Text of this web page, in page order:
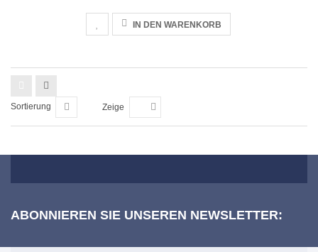
IN DEN WARENKORB
Sortierung Zeige
ABONNIEREN SIE UNSEREN NEWSLETTER: